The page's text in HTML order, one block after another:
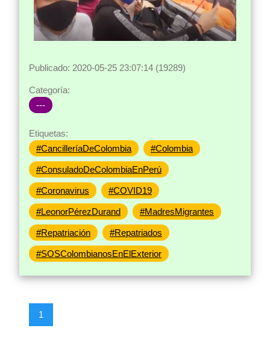
Publicado: 2020-05-25 23:07:14 (19289)
Categoría:
---
Etiquetas:
#CancilleríaDeColombia
#Colombia
#ConsuladoDeColombiaEnPerú
#Coronavirus #COVID19
#LeonorPérezDurand #MadresMigrantes
#Repatriación #Repatriados
#SOSColombianosEnElExterior
1